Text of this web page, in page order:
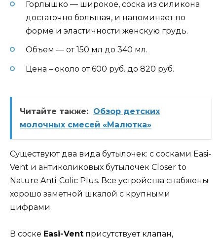
Горлышко — широкое, соска из силикона
достаточно большая, и напоминает по
форме и эластичности женскую грудь.
Объем — от 150 мл до 340 мл.
Цена – около от 600 руб. до 820 руб.
Читайте также: Обзор детских
молочных смесей «Малютка»
Существуют два вида бутылочек: с сосками Easi-
Vent и антиколиковых бутылочек Closer to
Nature Anti-Colic Plus. Все устройства снабжены
хорошо заметной шкалой с крупными
цифрами.
В соске Easi-Vent присутствует клапан,